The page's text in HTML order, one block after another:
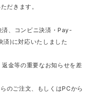
だきます。
、コンビニ決済・Pay-
済)に対応いたしました
金等の重要なお知らせを差
のご注文、もしくはPCから